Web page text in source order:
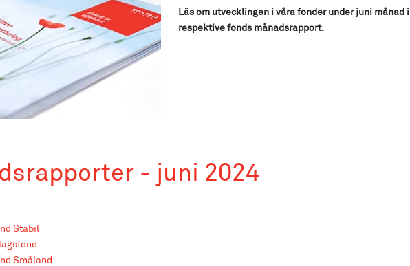
Läs om utvecklingen i våra fonder under juni månad i
respektive fonds månadsrapport.
- juni 2024
Stabil
Småland